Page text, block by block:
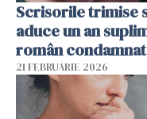
Scrisorile trimise
aduce un an
român
21 FEBRUARIE 2026